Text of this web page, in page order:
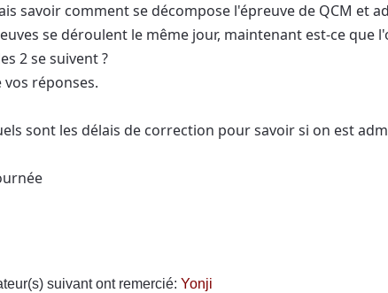
savoir comment se décompose l'épreuve de QCM et
se déroulent le même jour, maintenant est-ce que
2 se suivent ?
vos réponses.
sont les délais de correction pour savoir si on est
suivant ont remercié: Yonji